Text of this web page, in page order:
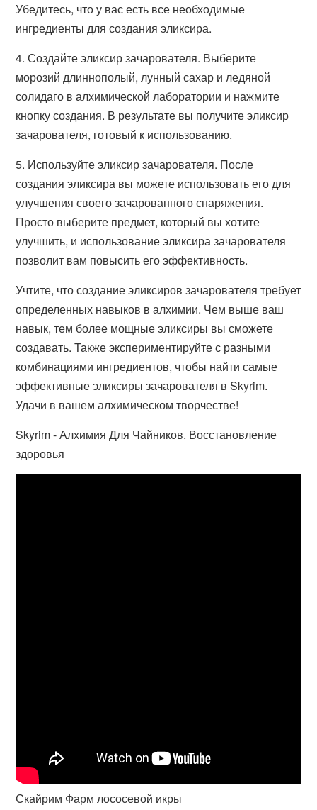
Убедитесь, что у вас есть все необходимые
ингредиенты для создания эликсира.
4. Создайте эликсир зачарователя. Выберите
морозий длиннополый, лунный сахар и ледяной
солидаго в алхимической лаборатории и нажмите
кнопку создания. В результате вы получите эликсир
зачарователя, готовый к использованию.
5. Используйте эликсир зачарователя. После
создания эликсира вы можете использовать его для
улучшения своего зачарованного снаряжения.
Просто выберите предмет, который вы хотите
улучшить, и использование эликсира зачарователя
позволит вам повысить его эффективность.
Учтите, что создание эликсиров зачарователя требует
определенных навыков в алхимии. Чем выше ваш
навык, тем более мощные эликсиры вы сможете
создавать. Также экспериментируйте с разными
комбинациями ингредиентов, чтобы найти самые
эффективные эликсиры зачарователя в Skyrim.
Удачи в вашем алхимическом творчестве!
Skyrim - Алхимия Для Чайников. Восстановление
здоровья
Скайрим Фарм лососевой икры